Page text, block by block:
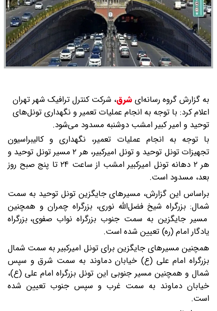
به گزارش گروه رسانه‌ایشرق، شرکت کنترل ترافیک شهر تهران
اعلام کرد: با توجه به انجام عملیات تعمیر و نگهداری تونل‌های
توحید و امیر کبیر امشب دوشنبه مسدود می‌شود.
با توجه به انجام عملیات تعمیر، نگهداری و کالیبراسیون
تجهیزات تونل توحید و تونل‌ امیرکبیر، هر ۲ مسیر تونل توحید و
هر ۲ دهانه تونل‌ امیرکبیر امشب از ساعت ۲۴ تا پنج صبح روز
بعد، مسدود است.
ب️راساس این گزارش، مسیرهای جایگزین تونل توحید به سمت
شمال:️ بزرگراه شیخ فضل‌الله نوری، ️بزرگراه چمران و همچنین
️مسیر جایگزین به سمت جنوب بزرگراه نواب صفوی، ️بزرگراه
یادگار امام (ره) تعیین شده است.
ه️مچنین مسیرهای جایگزین برای تونل امیرکبیر به سمت شمال
بزرگراه امام علی (ع) خیابان دماوند به سمت شرق و سپس
شمال و همچنین مسیر جنوبی این تونل بزرگراه امام علی (ع)،
️خیابان دماوند به سمت غرب و سپس جنوب تعیین شده
است.